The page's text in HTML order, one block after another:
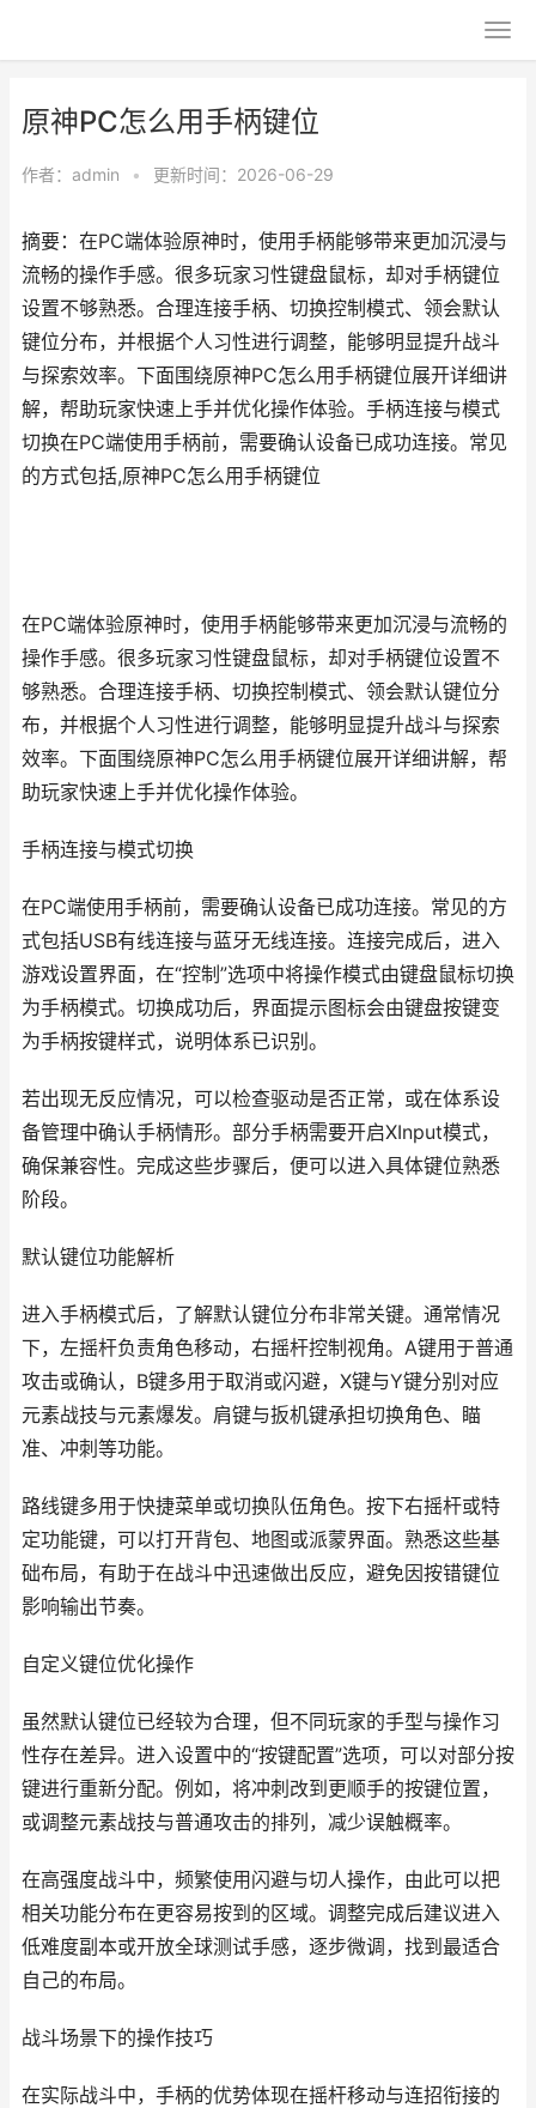
原神PC怎么用手柄键位
作者： admin • 更新时间：2026-06-29
摘要：在PC端体验原神时，使用手柄能够带来更加沉浸与
流畅的操作手感。很多玩家习性键盘鼠标，却对手柄键位
设置不够熟悉。合理连接手柄、切换控制模式、领会默认
键位分布，并根据个人习性进行调整，能够明显提升战斗
与探索效率。下面围绕原神PC怎么用手柄键位展开详细讲
解，帮助玩家快速上手并优化操作体验。手柄连接与模式
切换在PC端使用手柄前，需要确认设备已成功连接。常见
的方式包括,原神PC怎么用手柄键位
在PC端体验原神时，使用手柄能够带来更加沉浸与流畅的
操作手感。很多玩家习性键盘鼠标，却对手柄键位设置不
够熟悉。合理连接手柄、切换控制模式、领会默认键位分
布，并根据个人习性进行调整，能够明显提升战斗与探索
效率。下面围绕原神PC怎么用手柄键位展开详细讲解，帮
助玩家快速上手并优化操作体验。
手柄连接与模式切换
在PC端使用手柄前，需要确认设备已成功连接。常见的方
式包括USB有线连接与蓝牙无线连接。连接完成后，进入
游戏设置界面，在“控制”选项中将操作模式由键盘鼠标切换
为手柄模式。切换成功后，界面提示图标会由键盘按键变
为手柄按键样式，说明体系已识别。
若出现无反应情况，可以检查驱动是否正常，或在体系设
备管理中确认手柄情形。部分手柄需要开启XInput模式，
确保兼容性。完成这些步骤后，便可以进入具体键位熟悉
阶段。
默认键位功能解析
进入手柄模式后，了解默认键位分布非常关键。通常情况
下，左摇杆负责角色移动，右摇杆控制视角。A键用于普通
攻击或确认，B键多用于取消或闪避，X键与Y键分别对应
元素战技与元素爆发。肩键与扳机键承担切换角色、瞄
准、冲刺等功能。
路线键多用于快捷菜单或切换队伍角色。按下右摇杆或特
定功能键，可以打开背包、地图或派蒙界面。熟悉这些基
础布局，有助于在战斗中迅速做出反应，避免因按错键位
影响输出节奏。
自定义键位优化操作
虽然默认键位已经较为合理，但不同玩家的手型与操作习
性存在差异。进入设置中的“按键配置”选项，可以对部分按
键进行重新分配。例如，将冲刺改到更顺手的按键位置，
或调整元素战技与普通攻击的排列，减少误触概率。
在高强度战斗中，频繁使用闪避与切人操作，由此可以把
相关功能分布在更容易按到的区域。调整完成后建议进入
低难度副本或开放全球测试手感，逐步微调，找到最适合
自己的布局。
战斗场景下的操作技巧
在实际战斗中，手柄的优势体现在摇杆移动与连招衔接的